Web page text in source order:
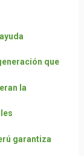
que
la
garantiza